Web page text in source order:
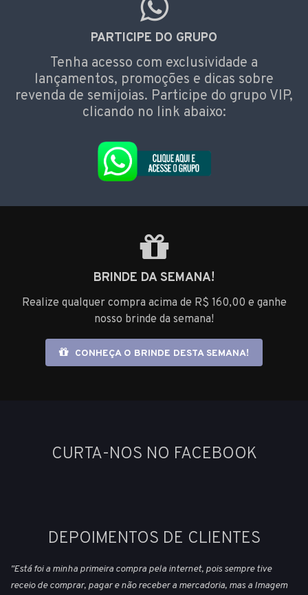
PARTICIPE DO GRUPO
Tenha acesso com exclusividade a
lançamentos, promoções e dicas sobre
revenda de semijoias. Participe do grupo VIP,
clicando no link abaixo:
BRINDE DA SEMANA!
Realize qualquer compra acima de R$ 160,00 e ganhe
nosso brinde da semana!
CONHEÇA O BRINDE DESTA SEMANA!
CURTA-NOS NO FACEBOOK
DEPOIMENTOS DE CLIENTES
"Está foi a minha primeira compra pela internet, pois sempre tive
receio de comprar, pagar e não receber a mercadoria, mas a Imagem